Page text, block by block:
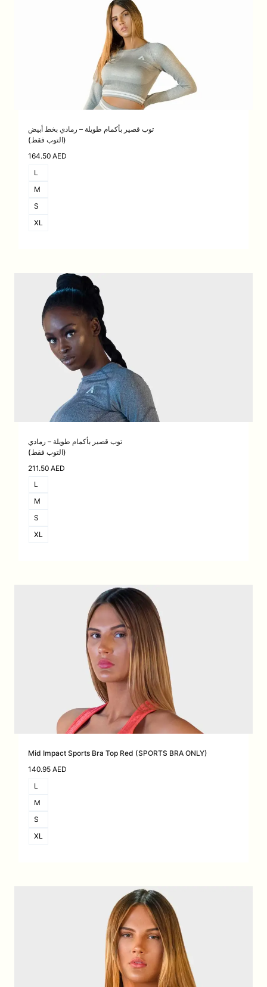
توب قصير بأكمام طويلة – رمادي بخط أبيض
(التوب فقط)
164.50 AED
L
M
S
XL
توب قصير بأكمام طويلة – رمادي
(التوب فقط)
211.50 AED
L
M
S
XL
Mid Impact Sports Bra Top Red (SPORTS BRA ONLY)
140.95 AED
L
M
S
XL